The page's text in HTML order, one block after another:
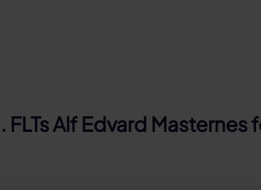
Alf Edvard Masternes